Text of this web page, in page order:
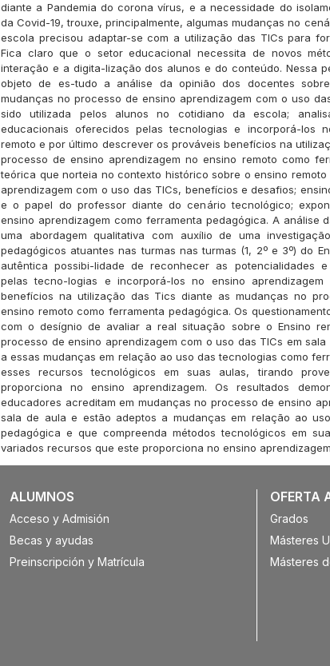
diante a Pandemia do corona vírus, e a necessidade do
da Covid-19, trouxe, principalmente, algumas mudanças no
escola precisou adaptar-se com a utilização das TICs para
Fica claro que o setor educacional necessita de novos
interação e a digita-lização dos alunos e do conteúdo. Nessa
objeto de es-tudo a análise da opinião dos docentes
mudanças no processo de ensino aprendizagem com o uso
sido utilizada pelos alunos no cotidiano da escola;
educacionais oferecidos pelas tecnologias e incorporá-los
remoto e por último descrever os prováveis benefícios na
processo de ensino aprendizagem no ensino remoto como
teórica que norteia no contexto histórico sobre o ensino
aprendizagem com o uso das TICs, benefícios e desafios;
e o papel do professor diante do cenário tecnológico;
ensino aprendizagem como ferramenta pedagógica. A análise
uma abordagem qualitativa com auxílio de uma
pedagógicos atuantes nas turmas nas turmas (1, 2º e 3º) do
autêntica possibi-lidade de reconhecer as potencialidades
pelas tecno-logias e incorporá-los no ensino
benefícios na utilização das Tics diante as mudanças no
ensino remoto como ferramenta pedagógica. Os
com o desígnio de avaliar a real situação sobre o Ensino
processo de ensino aprendizagem com o uso das TICs em
a essas mudanças em relação ao uso das tecnologias como
esses recursos tecnológicos em suas aulas, tirando
proporciona no ensino aprendizagem. Os resultados
educadores acreditam em mudanças no processo de ensino
sala de aula e estão adeptos a mudanças em relação ao
pedagógica e que compreenda métodos tecnológicos em
variados recursos que este proporciona no ensino
ALUMNOS
Acceso y Admisión
Becas y ayudas
Preinscripción y Matrícula
OFERTA
Grados
Másteres
Másteres